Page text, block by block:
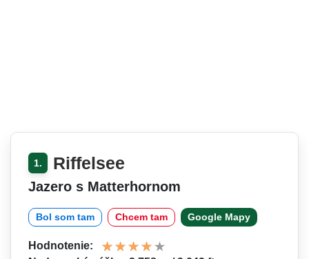
1. Riffelsee
Jazero s Matterhornom
Bol som tam Chcem tam Google Mapy
Hodnotenie: